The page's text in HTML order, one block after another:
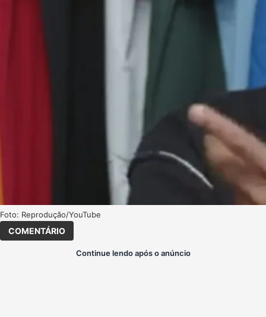
Foto: Reprodução/YouTube
COMENTÁRIO
Continue lendo após o anúncio